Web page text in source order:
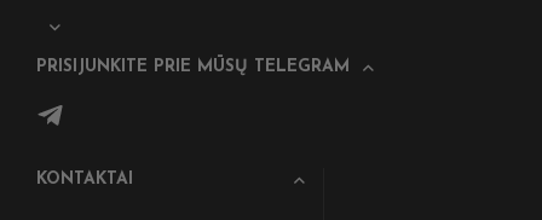
PRISIJUNKITE PRIE MŪSŲ TELEGRAM
KONTAKTAI